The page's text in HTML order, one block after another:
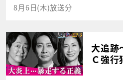
8月6日(木)放送分
大追跡
Ｃ強